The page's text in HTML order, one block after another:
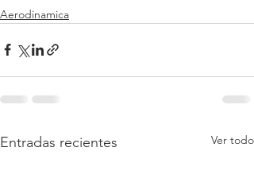
Aerodinamica
Entradas recientes Ver todo